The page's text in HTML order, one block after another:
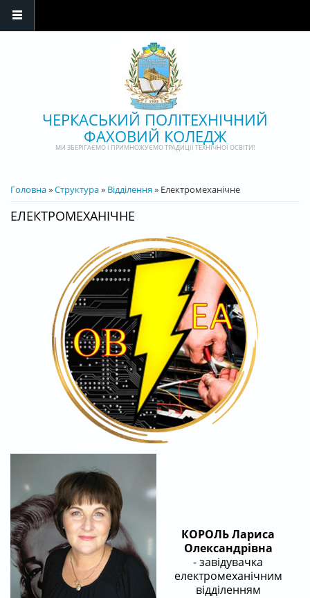
ЧЕРКАСЬКИЙ ПОЛІТЕХНІЧНИЙ
ФАХОВИЙ КОЛЕДЖ
МИ ЗБЕРІГАЄМО І ПРИМНОЖУЄМО ТРАДИЦІЇ ТЕХНІЧНОЇ ОСВІТИ!
ВИ Є ТУТ
Головна»Структура» Відділення» Електромеханічне
ЕЛЕКТРОМЕХАНІЧНЕ
КОРОЛЬ Лариса
Олександрівна
- завідувачка
електромеханічним
відділенням